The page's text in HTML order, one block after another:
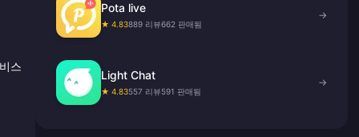
스
Pota live
★ 4.83889 리뷰662 판매됨
→
Light Chat
★ 4.83557 리뷰591 판매됨
→